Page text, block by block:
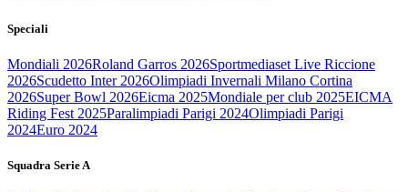
Speciali
Mondiali 2026Roland Garros 2026Sportmediaset Live Riccione
2026Scudetto Inter 2026Olimpiadi Invernali Milano Cortina
2026Super Bowl 2026Eicma 2025Mondiale per club 2025EICMA
Riding Fest 2025Paralimpiadi Parigi 2024Olimpiadi Parigi
2024Euro 2024
Squadra Serie A